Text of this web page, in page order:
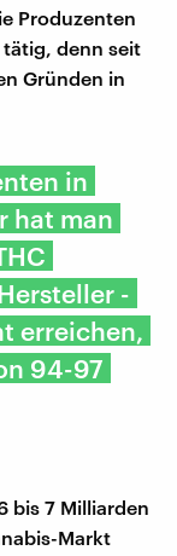
Produzenten
denn seit
Gründen in
in
hat man
-
erreichen,
94-97
bis 7 Milliarden
Markt